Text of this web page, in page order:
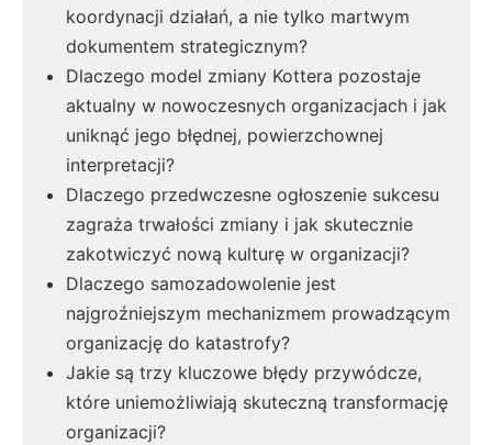
koordynacji działań, a nie tylko martwym
dokumentem strategicznym?
Dlaczego model zmiany Kottera pozostaje
aktualny w nowoczesnych organizacjach i jak
uniknąć jego błędnej, powierzchownej
interpretacji?
Dlaczego przedwczesne ogłoszenie sukcesu
zagraża trwałości zmiany i jak skutecznie
zakotwiczyć nową kulturę w organizacji?
Dlaczego samozadowolenie jest
najgroźniejszym mechanizmem prowadzącym
organizację do katastrofy?
Jakie są trzy kluczowe błędy przywódcze,
które uniemożliwiają skuteczną transformację
organizacji?